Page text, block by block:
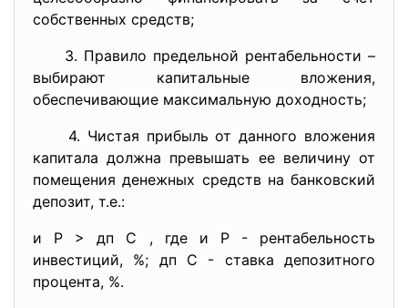
собственных средств;
3. Правило предельной рентабельности –
выбирают капитальные вложения,
обеспечивающие максимальную доходность;
4. Чистая прибыль от данного вложения
капитала должна превышать ее величину от
помещения денежных средств на банковский
депозит, т.е.:
и Р > дп C , где и Р - рентабельность
инвестиций, %; дп С - ставка депозитного
процента, %.